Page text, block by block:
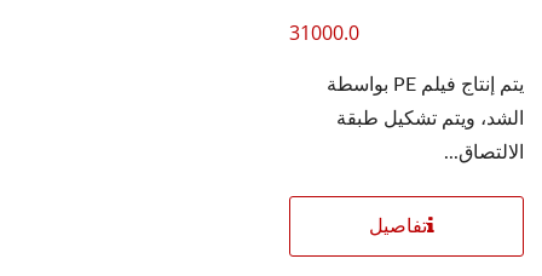
31000.0
يتم إنتاج فيلم PE بواسطة
الشد، ويتم تشكيل طبقة
الالتصاق...
تفاصيل